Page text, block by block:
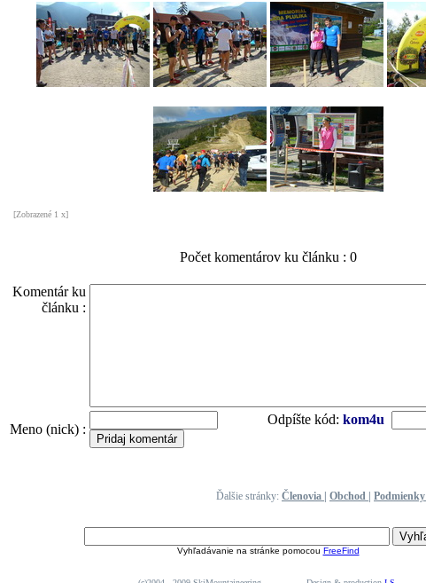
[Zobrazené 1 x]
Počet komentárov ku článku : 0
Komentár ku
článku :
Meno (nick) :
Odpíšte kód: kom4u
Ďalšie stránky: Členovia Obchod Podmienky
Vyhľadávanie na stránke pomocou FreeFind